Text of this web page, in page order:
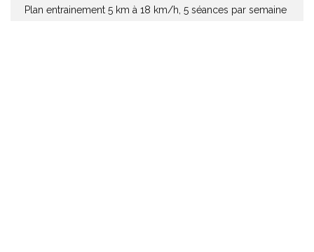
Plan entrainement 5 km à 18 km/h, 5 séances par semaine